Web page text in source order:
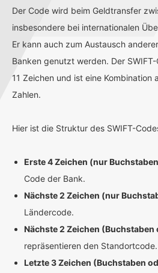
Der Code wird beim Geldtransfer
insbesondere bei internationalen
Er kann auch zum Austausch
Banken genutzt werden. Der
11 Zeichen und ist eine Kombination
Zahlen.
Hier ist die Struktur des SWIFT-
Erste 4 Zeichen (nur
Code der Bank.
Nächste 2 Zeichen (nur
Ländercode.
Nächste 2 Zeichen (Buchstaben
repräsentieren den Standortcode.
Letzte 3 Zeichen (Buchstaben